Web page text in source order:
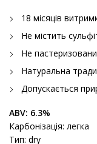
18 місяців
Не містить
Не
Натуральна
Допускається
ABV: 6.3%
Карбонізація: легка
Тип: dry